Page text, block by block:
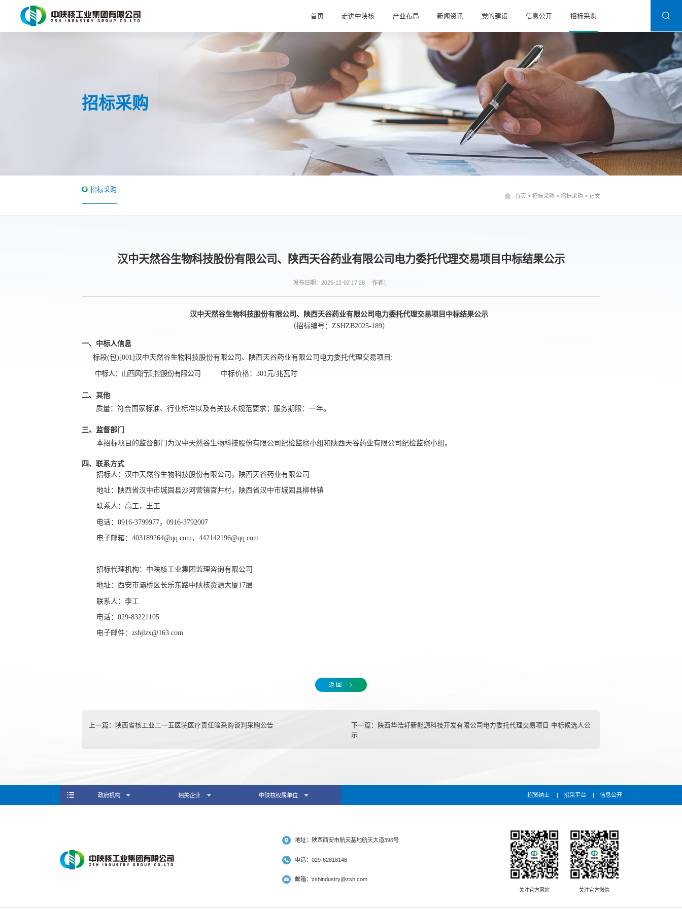
首页 走进中陕核 产业布局 新闻资讯 党的建设 信息公开 招标采购
招标采购
招标采购
首页 >招标采购 >招标采购 > 正文
汉中天然谷生物科技股份有限公司、陕西天谷药业有限公司电力委托代理交易项目中标结果公示
发布日期：2025-12-02 17:28 作者：
汉中天然谷生物科技股份有限公司、陕西天谷药业有限公司电力委托代理交易项目 中标结果公示
（招标编号： ZSHZB2025-189）
一、中标人信息
标段(包)[001]汉中天然谷生物科技股份有限公司、陕西天谷药业有限公司电力委托代理交易项目 :
中标人： 山西风行测控股份有限公司 中标价格： 301元/兆瓦时
二、其他
质量：符合国家标准、行业标准以及有关技术规范要求；服务期限 ： 一年。
三、监督部门
本招标项目的监督部门为汉中天然谷生物科技股份有限公司 纪检监察小组和陕西天谷药业有限公司纪检监察小组。
四、联系方式
招标人：汉中天然谷生物科技股份有限公司，陕西天谷药业有限公司
地址：陕西省汉中市城固县沙河营镇官井村， 陕西省汉中市城固县柳林镇
联系人： 高工 ， 王工
电话： 0916-3799977， 0916-3792007
电子邮箱： 403189264@qq.com ， 442142196@qq.com
招标代理机构：中陕核工业集团监理咨询有限公司
地址：西安市灞桥区长乐东路中陕核资源大厦17层
联系人：李工
电话： 029-83221105
电子邮件： zshjlzx@163.com
返 回
上一篇： 陕西省核工业二一五医院医疗责任险采购谈判采购公告 下一篇：
陕西华浩轩新能源科技开发有限公司电力委托代理交易项目 中标候选人公
示
政府机构 相关企业 中陕核权属单位 招贤纳士 招采平台 信息公开
地址：陕西西安市航天基地航天大道396号
电话：029-62818148
邮箱：zshindustry@zsh.com
关注官方网站 关注官方微信